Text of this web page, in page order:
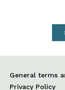
General terms
Privacy Policy